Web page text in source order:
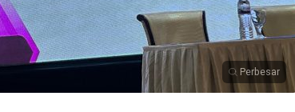
Perbesar